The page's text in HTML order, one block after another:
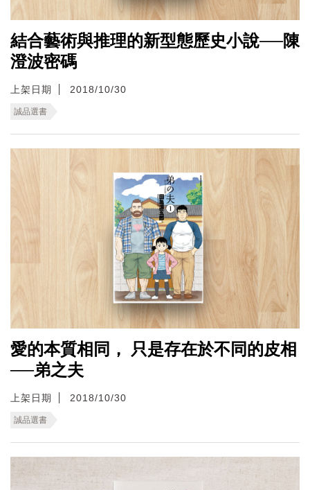
結合藝術與推理的新型態歷史小說──陳
澄波密碼
上架日期 2018/10/30
誠品選書
愛的本質相同， 只是存在於不同的皮相
──弟之夫
上架日期 2018/10/30
誠品選書